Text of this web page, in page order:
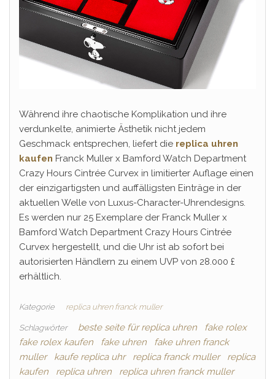
Während ihre chaotische Komplikation und ihre
verdunkelte, animierte Ästhetik nicht jedem
Geschmack entsprechen, liefert die replica uhren
kaufen Franck Muller x Bamford Watch Department
Crazy Hours Cintrée Curvex in limitierter Auflage einen
der einzigartigsten und auffälligsten Einträge in der
aktuellen Welle von Luxus-Character-Uhrendesigns.
Es werden nur 25 Exemplare der Franck Muller x
Bamford Watch Department Crazy Hours Cintrée
Curvex hergestellt, und die Uhr ist ab sofort bei
autorisierten Händlern zu einem UVP von 28.000 £
erhältlich.
Kategorie replica uhren franck muller
Schlagwörter beste seite für replica uhren
fake rolex
fake rolex kaufen
fake uhren
fake uhren franck
muller
kaufe replica uhr replica franck muller
replica
kaufen
replica uhren replica uhren franck muller